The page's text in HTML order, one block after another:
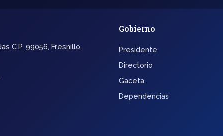
C.P. 99056, Fresnillo,
Gobierno
Presidente
Directorio
Gaceta
Dependencias